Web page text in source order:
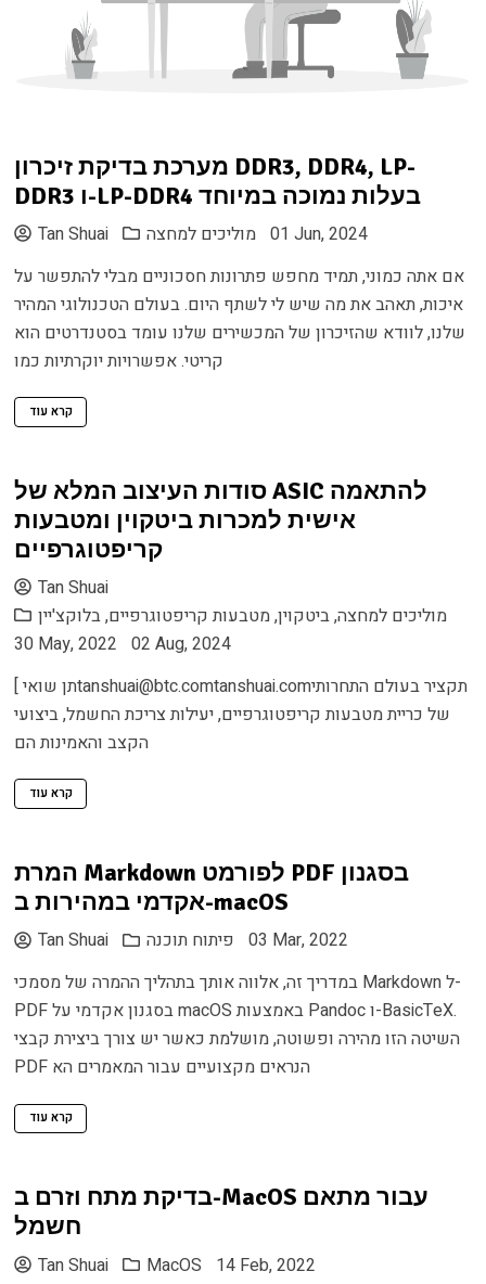
מערכת בדיקת זיכרון DDR3, DDR4, LP-
DDR3 ו-LP-DDR4 בעלות נמוכה במיוחד
Tan Shuai מוליכים למחצה 01 Jun, 2024
אם אתה כמוני, תמיד מחפש פתרונות חסכוניים מבלי להתפשר על
איכות, תאהב את מה שיש לי לשתף היום. בעולם הטכנולוגי המהיר
שלנו, לוודא שהזיכרון של המכשירים שלנו עומד בסטנדרטים הוא
קריטי. אפשרויות יוקרתיות כמו
קרא עוד
סודות העיצוב המלא של ASIC להתאמה
אישית למכרות ביטקוין ומטבעות
קריפטוגרפיים
Tan Shuai
מוליכים למחצה,ביטקוין,מטבעות קריפטוגרפיים,בלוקצ'יין
30 May, 2022 02 Aug, 2024
[ תן שואיtanshuai@btc.comtanshuai.comתקציר בעולם התחרותי
של כריית מטבעות קריפטוגרפיים, יעילות צריכת החשמל, ביצועי
הקצב והאמינות הם
קרא עוד
המרת Markdown לפורמט PDF בסגנון
אקדמי במהירות ב-macOS
Tan Shuai פיתוח תוכנה 03 Mar, 2022
במדריך זה, אלווה אותך בתהליך ההמרה של מסמכי Markdown ל-
PDF בסגנון אקדמי על macOS באמצעות Pandoc ו-BasicTeX.
השיטה הזו מהירה ופשוטה, מושלמת כאשר יש צורך ביצירת קבצי
PDF הנראים מקצועיים עבור המאמרים הא
קרא עוד
בדיקת מתח וזרם ב-MacOS עבור מתאם
חשמל
Tan Shuai MacOS 14 Feb, 2022